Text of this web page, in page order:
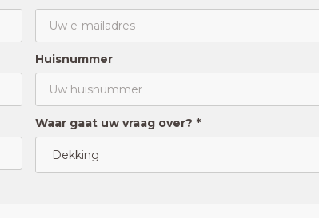
Huisnummer
Waar gaat uw vraag over? *